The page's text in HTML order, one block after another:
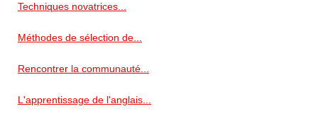
Techniques novatrices...
Méthodes de sélection de...
Rencontrer la communauté...
L'apprentissage de l'anglais...